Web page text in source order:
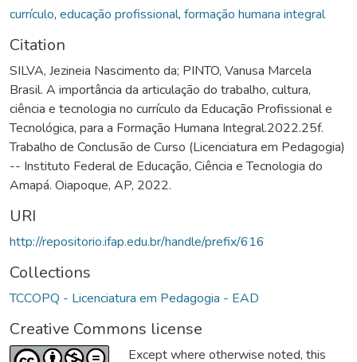
currículo, educação profissional, formação humana integral
Citation
SILVA, Jezineia Nascimento da; PINTO, Vanusa Marcela
Brasil. A importância da articulação do trabalho, cultura,
ciência e tecnologia no currículo da Educação Profissional e
Tecnológica, para a Formação Humana Integral.2022.25f.
Trabalho de Conclusão de Curso (Licenciatura em Pedagogia)
-- Instituto Federal de Educação, Ciência e Tecnologia do
Amapá. Oiapoque, AP, 2022.
URI
http://repositorio.ifap.edu.br/handle/prefix/616
Collections
TCCOPQ - Licenciatura em Pedagogia - EAD
Creative Commons license
Except where otherwise noted, this